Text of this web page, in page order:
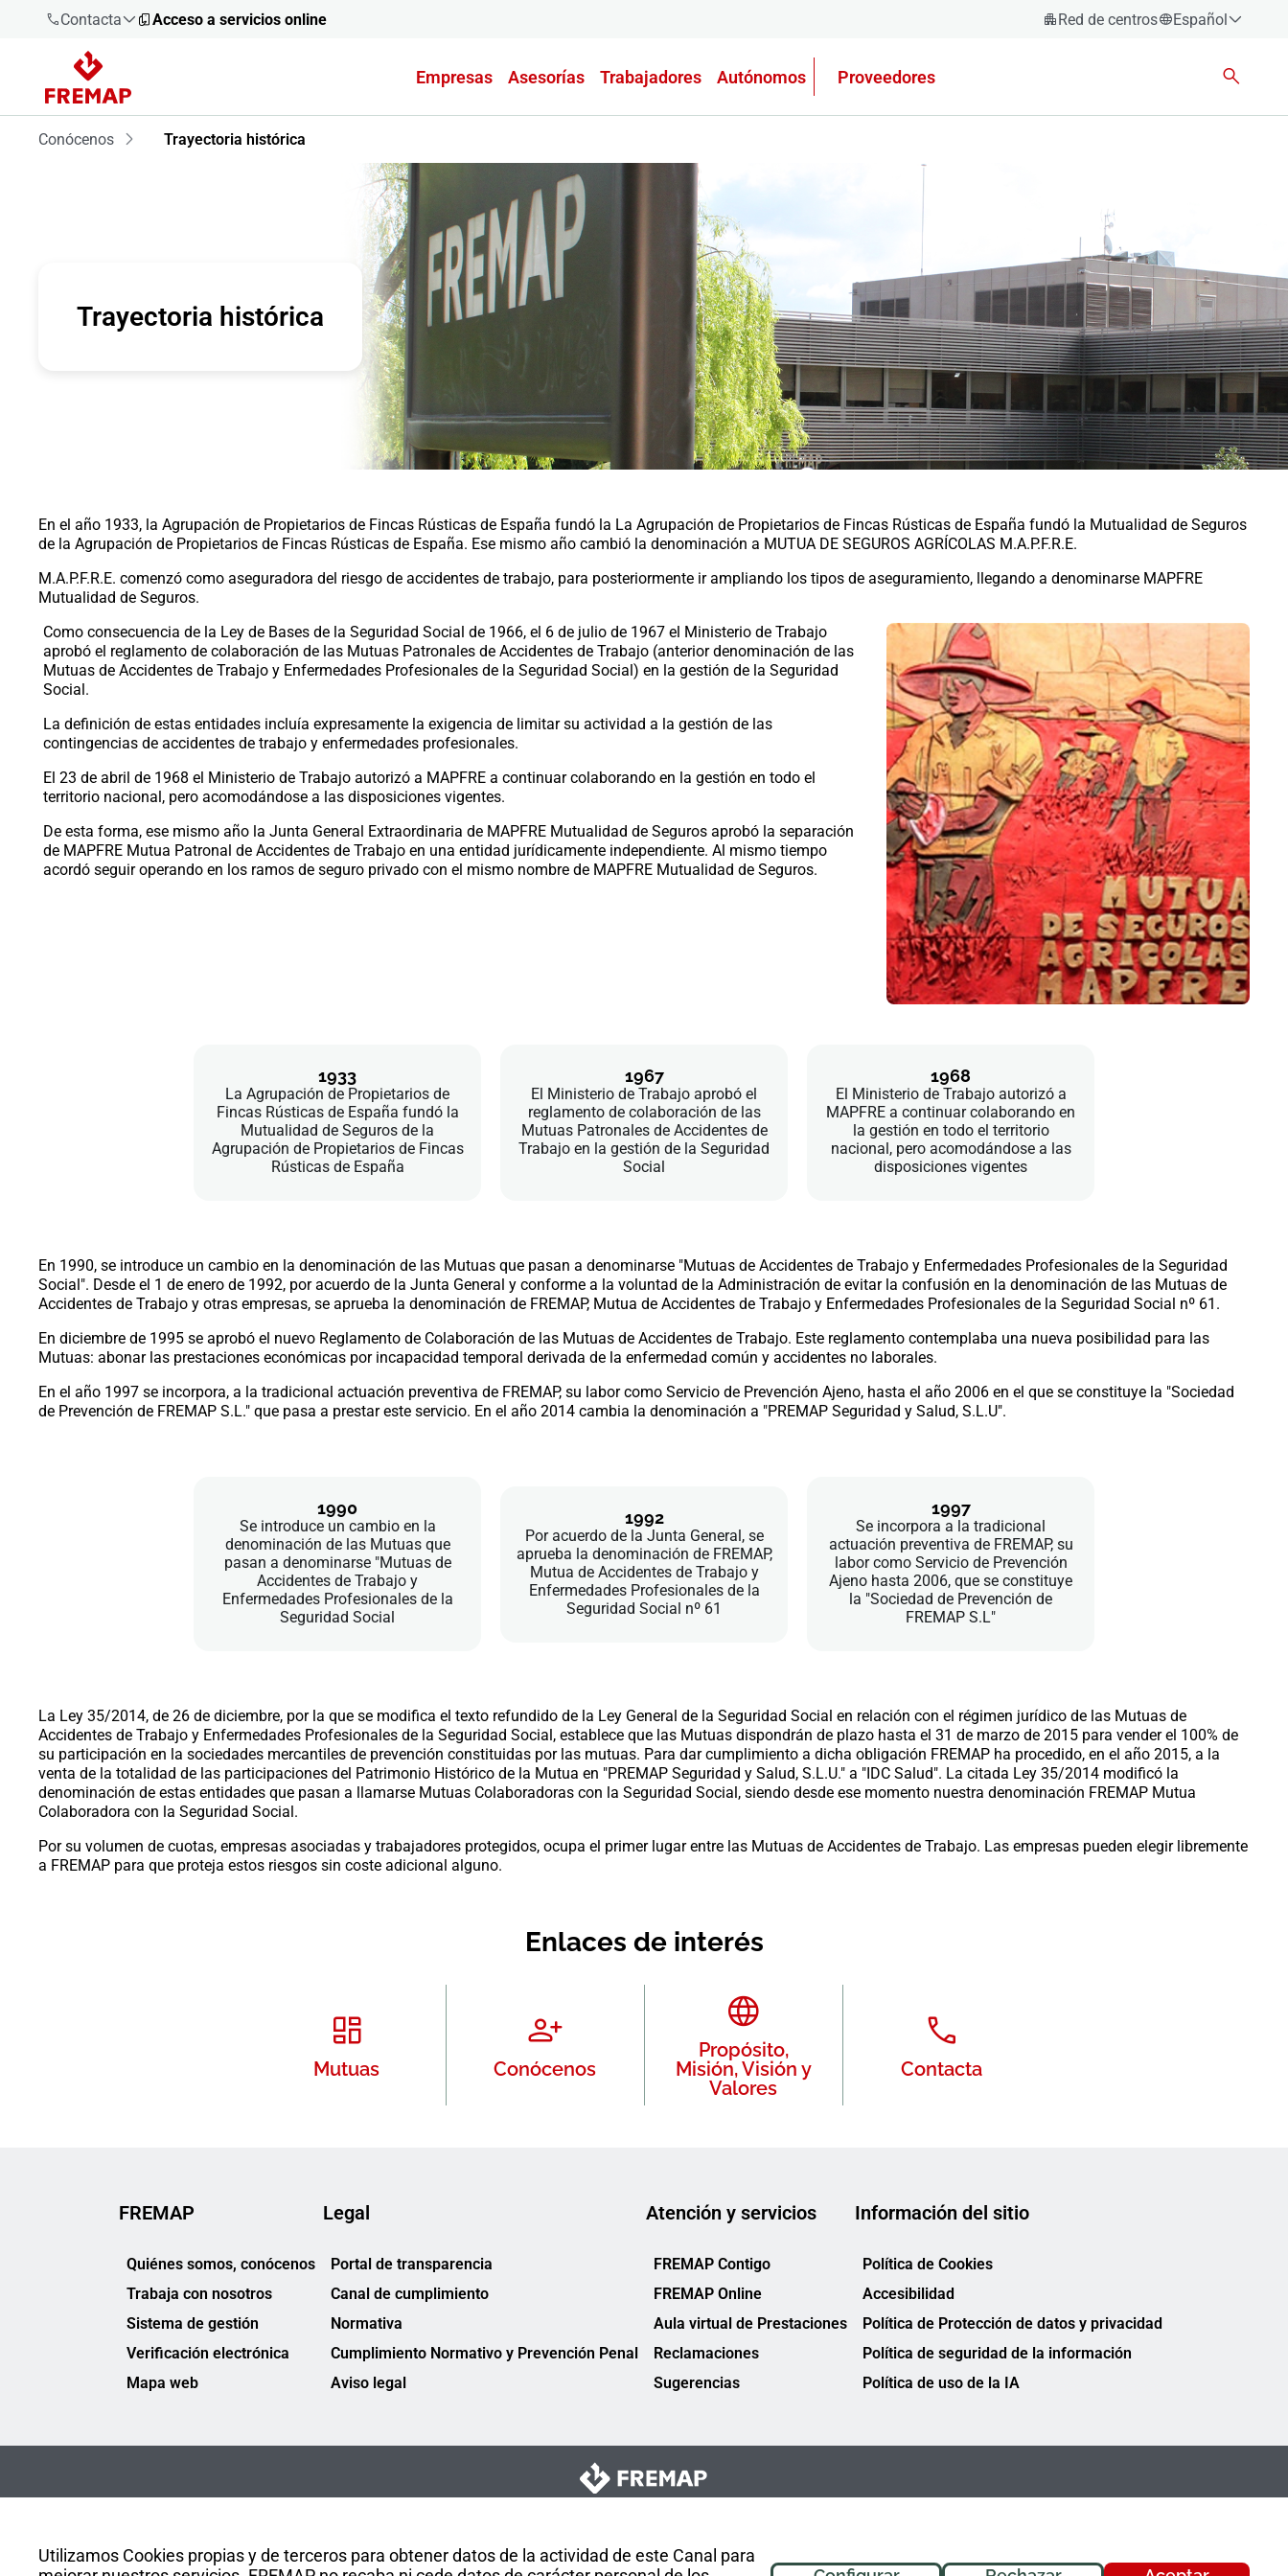
Contacta
900 61 00
61
Acceso a servicios online Red de centros
Español
Empresas Asesorías Trabajadores Autónomos Proveedores
Utilizamos Cookies propias y de terceros para obtener datos de la actividad de este Canal para
Conócenos Trayectoria histórica
Trayectoria histórica
En el año 1933, la Agrupación de Propietarios de Fincas Rústicas de España fundó la La Agrupación de Propietarios de Fincas Rústicas de España fundó la Mutualidad de Seguros
de la Agrupación de Propietarios de Fincas Rústicas de España. Ese mismo año cambió la denominación a MUTUA DE SEGUROS AGRÍCOLAS M.A.P.F.R.E.
M.A.P.F.R.E. comenzó como aseguradora del riesgo de accidentes de trabajo, para posteriormente ir ampliando los tipos de aseguramiento, llegando a denominarse MAPFRE
Mutualidad de Seguros.
Como consecuencia de la Ley de Bases de la Seguridad Social de 1966, el 6 de julio de 1967 el Ministerio de Trabajo
aprobó el reglamento de colaboración de las Mutuas Patronales de Accidentes de Trabajo (anterior denominación de las
Mutuas de Accidentes de Trabajo y Enfermedades Profesionales de la Seguridad Social) en la gestión de la Seguridad
Social.
La definición de estas entidades incluía expresamente la exigencia de limitar su actividad a la gestión de las
contingencias de accidentes de trabajo y enfermedades profesionales.
El 23 de abril de 1968 el Ministerio de Trabajo autorizó a MAPFRE a continuar colaborando en la gestión en todo el
territorio nacional, pero acomodándose a las disposiciones vigentes.
De esta forma, ese mismo año la Junta General Extraordinaria de MAPFRE Mutualidad de Seguros aprobó la separación
de MAPFRE Mutua Patronal de Accidentes de Trabajo en una entidad jurídicamente independiente. Al mismo tiempo
acordó seguir operando en los ramos de seguro privado con el mismo nombre de MAPFRE Mutualidad de Seguros.
1933
La Agrupación de Propietarios de
Fincas Rústicas de España fundó la
Mutualidad de Seguros de la
Agrupación de Propietarios de Fincas
Rústicas de España
1967
El Ministerio de Trabajo aprobó el
reglamento de colaboración de las
Mutuas Patronales de Accidentes de
Trabajo en la gestión de la Seguridad
Social
1968
El Ministerio de Trabajo autorizó a
MAPFRE a continuar colaborando en
la gestión en todo el territorio
nacional, pero acomodándose a las
disposiciones vigentes
En 1990, se introduce un cambio en la denominación de las Mutuas que pasan a denominarse "Mutuas de Accidentes de Trabajo y Enfermedades Profesionales de la Seguridad
Social". Desde el 1 de enero de 1992, por acuerdo de la Junta General y conforme a la voluntad de la Administración de evitar la confusión en la denominación de las Mutuas de
Accidentes de Trabajo y otras empresas, se aprueba la denominación de FREMAP, Mutua de Accidentes de Trabajo y Enfermedades Profesionales de la Seguridad Social nº 61.
En diciembre de 1995 se aprobó el nuevo Reglamento de Colaboración de las Mutuas de Accidentes de Trabajo. Este reglamento contemplaba una nueva posibilidad para las
Mutuas: abonar las prestaciones económicas por incapacidad temporal derivada de la enfermedad común y accidentes no laborales.
En el año 1997 se incorpora, a la tradicional actuación preventiva de FREMAP, su labor como Servicio de Prevención Ajeno, hasta el año 2006 en el que se constituye la "Sociedad
de Prevención de FREMAP S.L." que pasa a prestar este servicio. En el año 2014 cambia la denominación a "PREMAP Seguridad y Salud, S.L.U".
1990
Se introduce un cambio en la
denominación de las Mutuas que
pasan a denominarse "Mutuas de
Accidentes de Trabajo y
Enfermedades Profesionales de la
Seguridad Social
1992
Por acuerdo de la Junta General, se
aprueba la denominación de FREMAP,
Mutua de Accidentes de Trabajo y
Enfermedades Profesionales de la
Seguridad Social nº 61
1997
Se incorpora a la tradicional
actuación preventiva de FREMAP, su
labor como Servicio de Prevención
Ajeno hasta 2006, que se constituye
la "Sociedad de Prevención de
FREMAP S.L"
La Ley 35/2014, de 26 de diciembre, por la que se modifica el texto refundido de la Ley General de la Seguridad Social en relación con el régimen jurídico de las Mutuas de
Accidentes de Trabajo y Enfermedades Profesionales de la Seguridad Social, establece que las Mutuas dispondrán de plazo hasta el 31 de marzo de 2015 para vender el 100% de
su participación en la sociedades mercantiles de prevención constituidas por las mutuas. Para dar cumplimiento a dicha obligación FREMAP ha procedido, en el año 2015, a la
venta de la totalidad de las participaciones del Patrimonio Histórico de la Mutua en "PREMAP Seguridad y Salud, S.L.U." a "IDC Salud". La citada Ley 35/2014 modificó la
denominación de estas entidades que pasan a llamarse Mutuas Colaboradoras con la Seguridad Social, siendo desde ese momento nuestra denominación FREMAP Mutua
Colaboradora con la Seguridad Social.
Por su volumen de cuotas, empresas asociadas y trabajadores protegidos, ocupa el primer lugar entre las Mutuas de Accidentes de Trabajo. Las empresas pueden elegir libremente
a FREMAP para que proteja estos riesgos sin coste adicional alguno.​​​
Enlaces de interés
Mutuas Conócenos
Propósito,
Misión, Visión y
Valores
Contacta
FREMAP
Quiénes somos, conócenos
Trabaja con nosotros
Sistema de gestión
Verificación electrónica
Mapa web
Legal
Portal de transparencia
Canal de cumplimiento
Normativa
Cumplimiento Normativo y Prevención Penal
Aviso legal
Atención y servicios
FREMAP Contigo
FREMAP Online
Aula virtual de Prestaciones
Reclamaciones
Sugerencias
Información del sitio
Política de Cookies
Accesibilidad
Política de Protección de datos y privacidad
Política de seguridad de la información
Política de uso de la IA